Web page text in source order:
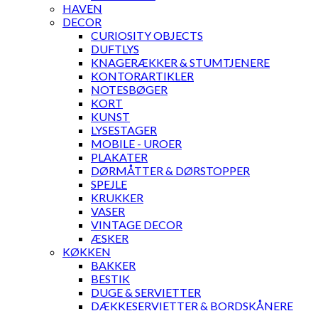
HAVEN
DECOR
CURIOSITY OBJECTS
DUFTLYS
KNAGERÆKKER & STUMTJENERE
KONTORARTIKLER
NOTESBØGER
KORT
KUNST
LYSESTAGER
MOBILE - UROER
PLAKATER
DØRMÅTTER & DØRSTOPPER
SPEJLE
KRUKKER
VASER
VINTAGE DECOR
ÆSKER
KØKKEN
BAKKER
BESTIK
DUGE & SERVIETTER
DÆKKESERVIETTER & BORDSKÅNERE